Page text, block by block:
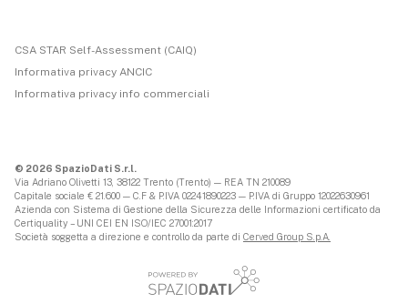
CSA STAR Self-Assessment (CAIQ)
Informativa privacy ANCIC
Informativa privacy info commerciali
© 2026 SpazioDati S.r.l.
Via Adriano Olivetti 13, 38122 Trento (Trento) — REA TN 210089
Capitale sociale € 21.600 — C.F & P.IVA 02241890223 — P.IVA di Gruppo 12022630961
Azienda con Sistema di Gestione della Sicurezza delle Informazioni certificato da
Certiquality – UNI CEI EN ISO/IEC 27001:2017
Società soggetta a direzione e controllo da parte di Cerved Group S.p.A.